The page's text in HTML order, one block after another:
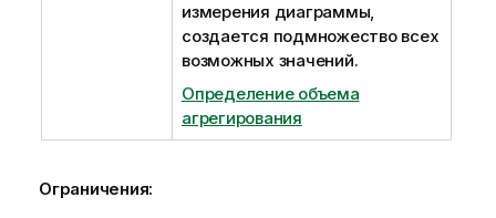
измерения диаграммы,
создается подмножество всех
возможных значений.
Определение объема
агрегирования
Ограничения: